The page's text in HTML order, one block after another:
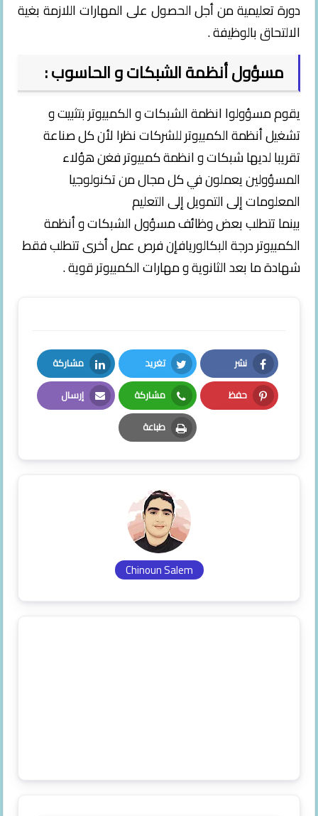
دورة تعليمية من أجل الحصول على المهارات اللازمة بغية
الالتحاق بالوظيفة .
مسؤول أنظمة الشبكات و الحاسوب :
يقوم مسؤولوا انظمة الشبكات و الكمبيوتر بتثبيت و
تشغيل أنظمة الكمبيوتر للشركات نظرا لأن كل صناعة
تقريبا لديها شبكات و انظمة كمبيوتر فغن هؤلاء
المسؤولين يعملون في كل مجال من تكنولوجيا
المعلومات إلى التمويل إلى التعليم
بينما تتطلب بعض وظائف مسؤول الشبكات و أنظمة
الكمبيوتر درجة البكالوريافإن فرص عمل أخرى تتطلب فقط
شهادة ما بعد الثانوية و مهارات الكمبيوتر قوية .
نشر
Facebook
تغريد
Twitter
مشاركة
LinkedIn
حفظ
Pinterest
مشاركة
Whatsapp
إرسال
Email
طباعة
Print
Chinoun Salem